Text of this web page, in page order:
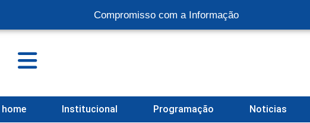
Compromisso com a Informação
home Institucional Programação Noticias